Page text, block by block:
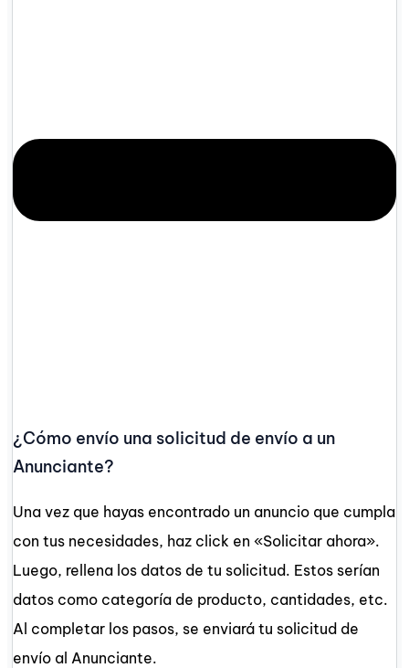
¿Cómo envío una solicitud de envío a un
Anunciante?
Una vez que hayas encontrado un anuncio que cumpla
con tus necesidades, haz click en «Solicitar ahora».
Luego, rellena los datos de tu solicitud. Estos serían
datos como categoría de producto, cantidades, etc.
Al completar los pasos, se enviará tu solicitud de
envío al Anunciante.